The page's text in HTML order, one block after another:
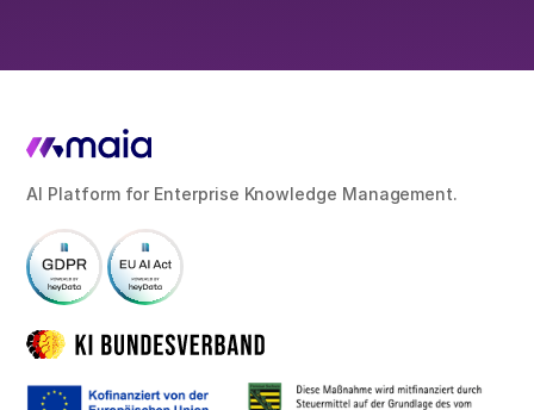
AI Platform for Enterprise Knowledge Management.